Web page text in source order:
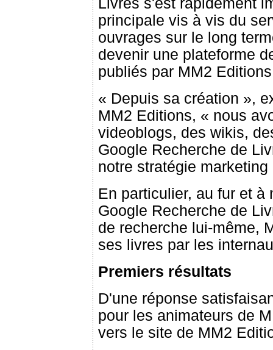
principale vis à vis du
ouvrages sur le long
devenir une plateforme
publiés par MM2
« Depuis sa création »,
MM2 Editions, « nous
videoblogs, des wikis,
Google Recherche de
notre stratégie
En particulier, au fur et
Google Recherche de
de recherche lui-même,
ses livres par les
Premiers résultats
D'une réponse
pour les animateurs de
vers le site de MM2